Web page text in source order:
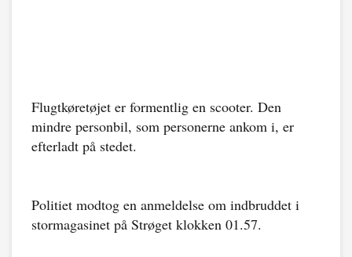
Flugtkøretøjet er formentlig en scooter. Den
mindre personbil, som personerne ankom i, er
efterladt på stedet.
Politiet modtog en anmeldelse om indbruddet i
stormagasinet på Strøget klokken 01.57.